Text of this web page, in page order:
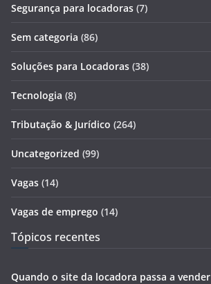
Segurança para locadoras (7)
Sem categoria (86)
Soluções para Locadoras (38)
Tecnologia (8)
Tributação & Jurídico (264)
Uncategorized (99)
Vagas (14)
Vagas de emprego (14)
Tópicos recentes
Quando o site da locadora passa a vender